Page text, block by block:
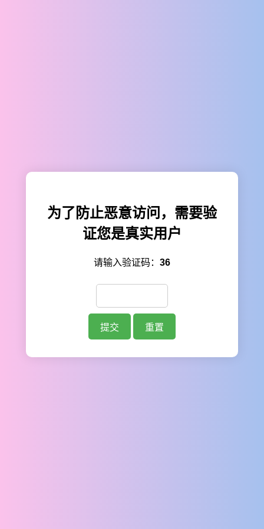
为了防止恶意访问，需要验
证您是真实用户
请输入验证码： 36
提交 重置